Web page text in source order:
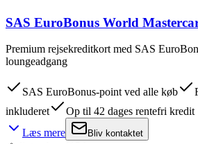
SAS EuroBonus World
Premium rejsekreditkort med SAS
loungeadgang
SAS EuroBonus-point ved alle køb
inkluderet
Op til 42 dages rentefri kredit
Læs mere
Bliv kontaktet